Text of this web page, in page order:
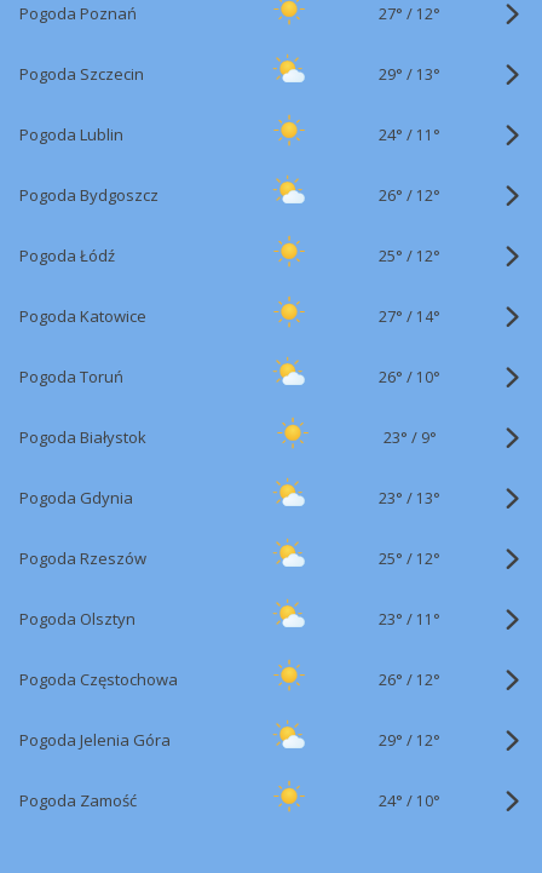
Pogoda Poznań 27° / 12°
Pogoda Szczecin 29° / 13°
Pogoda Lublin 24° / 11°
Pogoda Bydgoszcz 26° / 12°
Pogoda Łódź 25° / 12°
Pogoda Katowice 27° / 14°
Pogoda Toruń 26° / 10°
Pogoda Białystok 23° / 9°
Pogoda Gdynia 23° / 13°
Pogoda Rzeszów 25° / 12°
Pogoda Olsztyn 23° / 11°
Pogoda Częstochowa 26° / 12°
Pogoda Jelenia Góra 29° / 12°
Pogoda Zamość 24° / 10°